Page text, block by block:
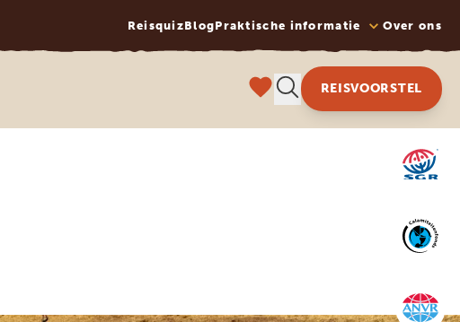
ReisquizBlogPraktische informatie Over ons
REISVOORSTEL